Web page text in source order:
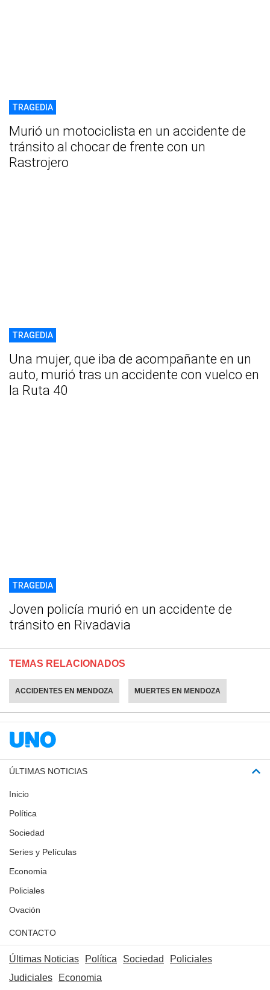
TRAGEDIA
Murió un motociclista en un accidente de
tránsito al chocar de frente con un
Rastrojero
TRAGEDIA
Una mujer, que iba de acompañante en un
auto, murió tras un accidente con vuelco en
la Ruta 40
TRAGEDIA
Joven policía murió en un accidente de
tránsito en Rivadavia
TEMAS RELACIONADOS
ACCIDENTES EN MENDOZA MUERTES EN MENDOZA
ÚLTIMAS NOTICIAS
Inicio
Política
Sociedad
Series y Películas
Economia
Policiales
Ovación
CONTACTO
Últimas Noticias Política Sociedad
Policiales
Judiciales
Economia